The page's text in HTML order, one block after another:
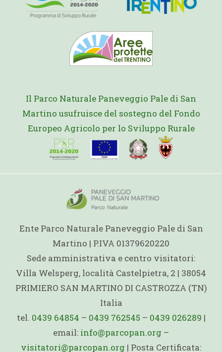
Il Parco Naturale Paneveggio Pale di San
Martino usufruisce del sostegno del Fondo
Europeo Agricolo per lo Sviluppo Rurale
Ente Parco Naturale Paneveggio Pale di San
Martino | P.IVA 01379620220
Sede amministrativa e centro visitatori:
Villa Welsperg, località Castelpietra, 2 | 38054
PRIMIERO SAN MARTINO DI CASTROZZA (TN)
Italia
tel. 0439 64854 – 0439 762545 – 0439 026289 |
email: info@parcopan.org –
visitatori@parcopan.org | Posta Certificata: